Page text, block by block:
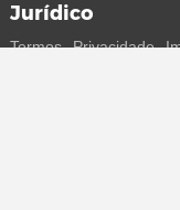
Jurídico
Termos Privacidade